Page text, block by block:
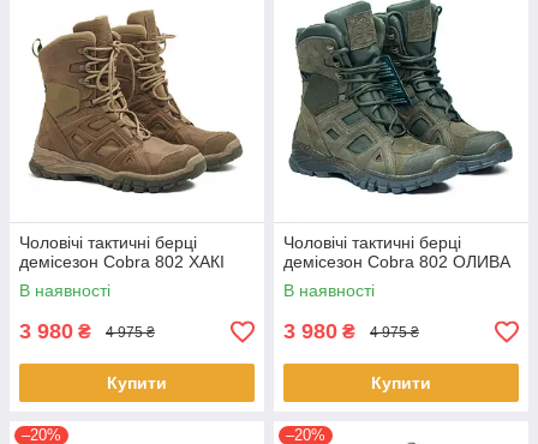
Чоловічі тактичні берці
демісезон Cobra 802 ХАКІ
В наявності
3 980 ₴ 4 975 ₴
Купити
Чоловічі тактичні берці
демісезон Cobra 802 ОЛИВА
В наявності
3 980 ₴ 4 975 ₴
Купити
–20% –20%